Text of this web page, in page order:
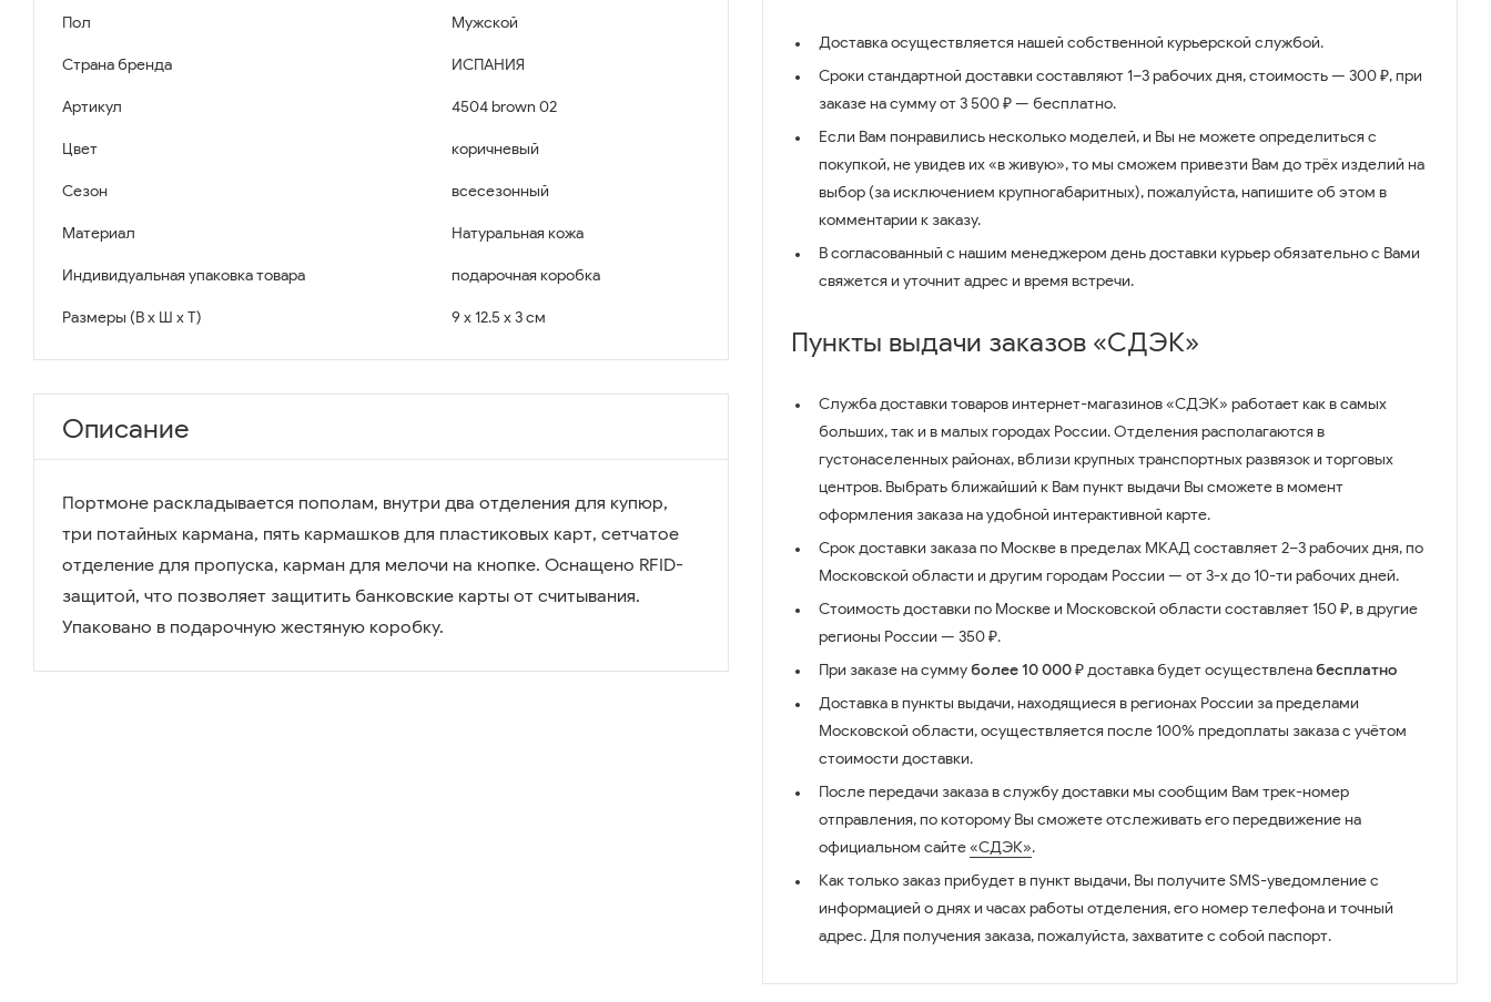
Пол Мужской
Страна бренда ИСПАНИЯ
Артикул 4504 brown 02
Цвет коричневый
Сезон всесезонный
Материал Натуральная кожа
Индивидуальная упаковка товара подарочная коробка
Размеры (В x Ш x Т) 9 x 12.5 x 3 см
Описание
Портмоне раскладывается пополам, внутри два отделения для купюр,
три потайных кармана, пять кармашков для пластиковых карт, сетчатое
отделение для пропуска, карман для мелочи на кнопке. Оснащено RFID-
защитой, что позволяет защитить банковские карты от считывания.
Упаковано в подарочную жестяную коробку.
Доставка осуществляется нашей собственной курьерской службой.
Сроки стандартной доставки составляют 1–3 рабочих дня, стоимость — 300 ₽, при
заказе на сумму от 3 500 ₽ — бесплатно.
Если Вам понравились несколько моделей, и Вы не можете определиться с
покупкой, не увидев их «в живую», то мы сможем привезти Вам до трёх изделий на
выбор (за исключением крупногабаритных), пожалуйста, напишите об этом в
комментарии к заказу.
В согласованный с нашим менеджером день доставки курьер обязательно с Вами
свяжется и уточнит адрес и время встречи.
Пункты выдачи заказов «СДЭК»
Служба доставки товаров интернет-магазинов «СДЭК» работает как в самых
больших, так и в малых городах России. Отделения располагаются в
густонаселенных районах, вблизи крупных транспортных развязок и торговых
центров. Выбрать ближайший к Вам пункт выдачи Вы сможете в момент
оформления заказа на удобной интерактивной карте.
Срок доставки заказа по Москве в пределах МКАД составляет 2–3 рабочих дня, по
Московской области и другим городам России — от 3-х до 10-ти рабочих дней.
Стоимость доставки по Москве и Московской области составляет 150 ₽, в другие
регионы России — 350 ₽.
При заказе на суммуболее 10 000 ₽доставка будет осуществленабесплатно
Доставка в пункты выдачи, находящиеся в регионах России за пределами
Московской области, осуществляется после 100% предоплаты заказа с учётом
стоимости доставки.
После передачи заказа в службу доставки мы сообщим Вам трек-номер
отправления, по которому Вы сможете отслеживать его передвижение на
официальном сайте«СДЭК».
Как только заказ прибудет в пункт выдачи, Вы получите SMS-уведомление с
информацией о днях и часах работы отделения, его номер телефона и точный
адрес. Для получения заказа, пожалуйста, захватите с собой паспорт.